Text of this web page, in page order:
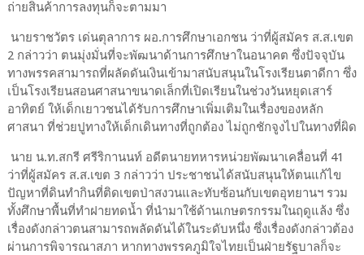
ถ่ายสินค้าการลงทุนก็จะตามมา
นายราชวัตร เด่นตุลาการ ผอ.การศึกษาเอกชน ว่าที่ผู้สมัคร ส.ส.เขต
2 กล่าวว่า ตนมุ่งมั่นที่จะพัฒนาด้านการศึกษาในอนาคต ซึ่งปัจจุบัน
ทางพรรคสามารถที่ผลัดดันเงินเข้ามาสนับสนุนในโรงเรียนตาดีกา ซึ่ง
เป็นโรงเรียนสอนศาสนาขนาดเล็กที่เปิดเรียนในช่วงวันหยุดเสาร์
อาทิตย์ ให้เด็กเยาวชนได้รับการศึกษาเพิ่มเติมในเรื่องของหลัก
ศาสนา ที่ช่วยปูทางให้เด็กเดินทางที่ถูกต้อง ไม่ถูกชักจูงไปในทางที่ผิด
นาย น.ท.สกรี ศรีริกานนท์ อดีตนายทหารหน่วยพัฒนาเคลื่อนที่ 41
ว่าที่ผู้สมัคร ส.ส.เขต 3 กล่าวว่า ประชาชนได้สนับสนุนให้ตนแก้ไข
ปัญหาที่ดินทำกินที่ติดเขตป่าสงวนและทับซ้อนกับเขตอุทยานฯ รวม
ทั้งศึกษาพื้นที่ทำฝายทดน้ำ ที่นำมาใช้ด้านเกษตรกรรมในฤดูแล้ง ซึ่ง
เรื่องดังกล่าวตนสามารถพลัดดันได้ในระดับหนึ่ง ซึ่งเรื่องดังกล่าวต้อง
ผ่านการพิจารณาสภา หากทางพรรคภูมิใจไทยเป็นฝ่ายรัฐบาลก็จะ